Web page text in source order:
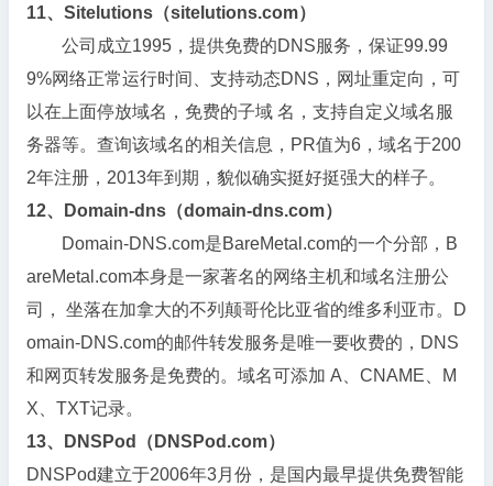
11、Sitelutions（sitelutions.com）
公司成立1995，提供免费的DNS服务，保证99.99
9%网络正常运行时间、支持动态DNS，网址重定向，可
以在上面停放域名，免费的子域 名，支持自定义域名服
务器等。查询该域名的相关信息，PR值为6，域名于200
2年注册，2013年到期，貌似确实挺好挺强大的样子。
12、Domain-dns（domain-dns.com）
Domain-DNS.com是BareMetal.com的一个分部，B
areMetal.com本身是一家著名的网络主机和域名注册公
司， 坐落在加拿大的不列颠哥伦比亚省的维多利亚市。D
omain-DNS.com的邮件转发服务是唯一要收费的，DNS
和网页转发服务是免费的。域名可添加 A、CNAME、M
X、TXT记录。
13、DNSPod（DNSPod.com）
DNSPod建立于2006年3月份，是国内最早提供免费智能